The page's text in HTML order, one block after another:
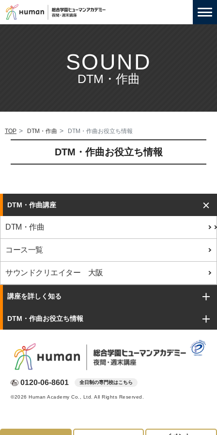
SOUND
DTM・作曲
TOP DTM・作曲 DTM・作曲お役立ち情報
DTM・作曲お役立ち情報
DTM・作曲講座
DTM・作曲
コース一覧
サウンドクリエイター 大阪
講座を詳しく知る
DTM・作曲お役立ち情報
0120-06-8601 全日制の専門校はこちら
©2026 Human Academy Co., Ltd. All Rights Reserved.